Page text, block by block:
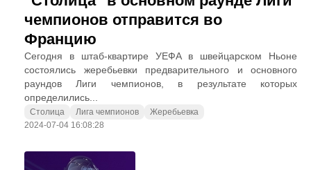
чемпионов отправится во
Францию
Сегодня в штаб-квартире УЕФА в швейцарском Ньоне
состоялись жеребьевки предварительного и основного
раундов Лиги чемпионов, в результате которых
определились...
Столица Лига чемпионов
Жеребьевка
2024-07-04 16:08:28